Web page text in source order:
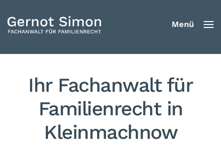
Zum Hauptinhalt springen Menü
Ihr Fachanwalt für
Familien­recht in
Kleinmachnow